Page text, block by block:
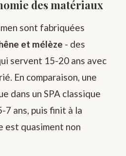
des matériaux
sont fabriquées
et mélèze - des
servent 15-20 ans avec
En comparaison, une
dans un SPA classique
7 ans, puis finit à la
est quasiment non